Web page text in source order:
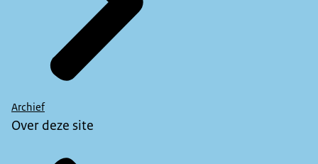
Archief
Over deze site